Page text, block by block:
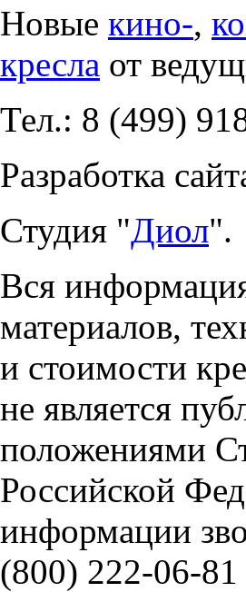
Новые кино-,
кресла от
Тел.: 8 (499)
Разработка
Студия "Диол".
Вся
материалов,
и стоимости
не является
положениями
Российской
информации
(800) 222-06-81